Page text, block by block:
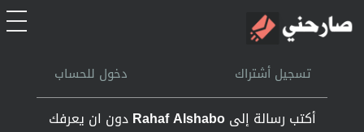
الرئيسيةتسجيل أشتراك دخول للحساب
أكتب رسالة إلىRahaf Alshabo دون ان يعرفك